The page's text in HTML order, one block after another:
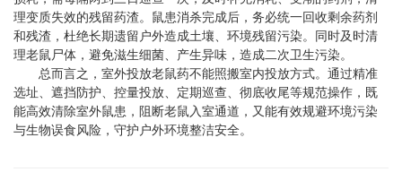
理变质失效的残留药渣。鼠患消杀完成后，务必统一回收剩余药剂
和残渣，杜绝长期遗留户外造成土壤、环境残留污染。同时及时清
理老鼠尸体，避免滋生细菌、产生异味，造成二次卫生污染。
总而言之，室外投放老鼠药不能照搬室内投放方式。通过精准
选址、遮挡防护、控量投放、定期巡查、彻底收尾等规范操作，既
能高效清除室外鼠患，阻断老鼠入室通道，又能有效规避环境污染
与生物误食风险，守护户外环境整洁安全。